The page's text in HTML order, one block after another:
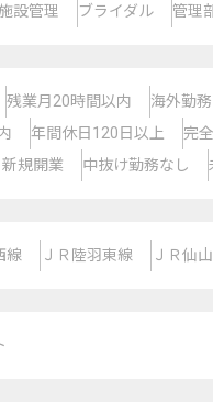
設管理 ブライダル 管理
残業月20時間以内 海外勤
年間休日120日以上 完
規開業 中抜け勤務なし
線 ＪＲ陸羽東線 ＪＲ仙